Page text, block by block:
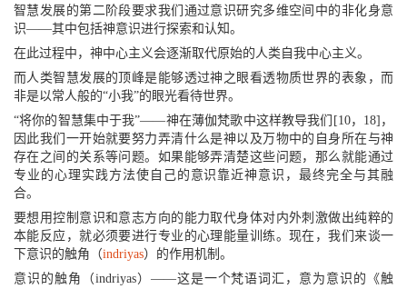
智慧发展的第二阶段要求我们通过意识研究多维空间中的非化身意
识——其中包括神意识进行探索和认知。
在此过程中，神中心主义会逐渐取代原始的人类自我中心主义。
而人类智慧发展的顶峰是能够透过神之眼看透物质世界的表象，而
非是以常人般的“小我”的眼光看待世界。
“将你的智慧集中于我”——神在薄伽梵歌中这样教导我们[10，18]，
因此我们一开始就要努力弄清什么是神以及万物中的自身所在与神
存在之间的关系等问题。如果能够弄清楚这些问题，那么就能通过
专业的心理实践方法使自己的意识靠近神意识，最终完全与其融
合。
要想用控制意识和意志方向的能力取代身体对内外刺激做出纯粹的
本能反应，就必须要进行专业的心理能量训练。现在，我们来谈一
下意识的触角（indriyas）的作用机制。
意识的触角（indriyas）——这是一个梵语词汇，意为意识的《触